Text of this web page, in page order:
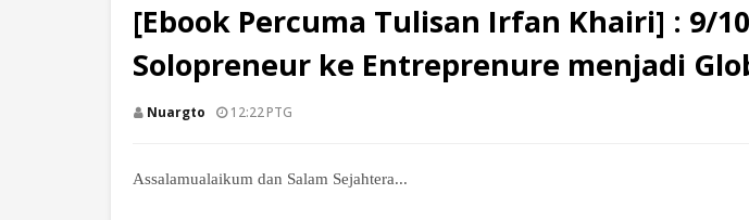
[Ebook Percuma Tulisan Irfan Khairi] : 9/
Solopreneur ke Entreprenure menjadi
Nuargto 12:22 PTG
Assalamualaikum dan Salam Sejahtera...